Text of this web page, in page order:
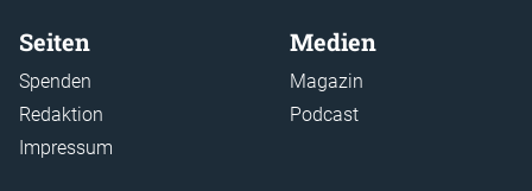
Seiten
Spenden
Redaktion
Impressum
Medien
Magazin
Podcast